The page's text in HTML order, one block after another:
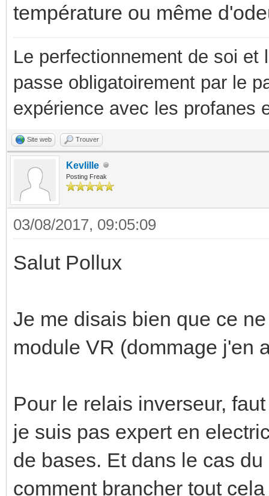
température ou même
Le perfectionnement de soi
passe obligatoirement par le
expérience avec les profanes
Site web Trouver
Kevlille
Posting Freak
03/08/2017, 09:05:09
Salut Pollux
Je me disais bien que ce
module VR (dommage j'en
Pour le relais inverseur,
je suis pas expert en
de bases. Et dans le cas
comment brancher tout cela